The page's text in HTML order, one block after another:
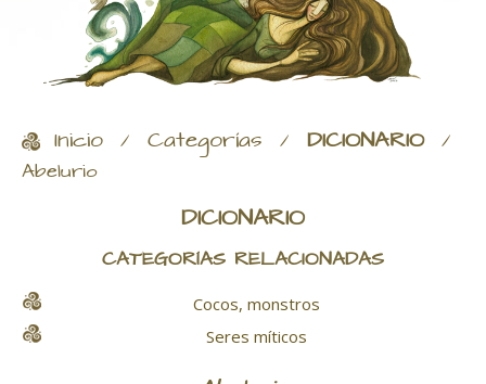
Inicio / Categorías / DICIONARIO/
Abelurio
DICIONARIO
CATEGORÍAS RELACIONADAS
Cocos, monstros
Seres míticos